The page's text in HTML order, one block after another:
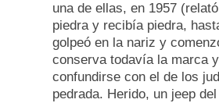
una de ellas, en 1957
piedra y recibía piedra,
golpeó en la nariz y
conserva todavía la marca
confundirse con el de los
pedrada. Herido, un jeep